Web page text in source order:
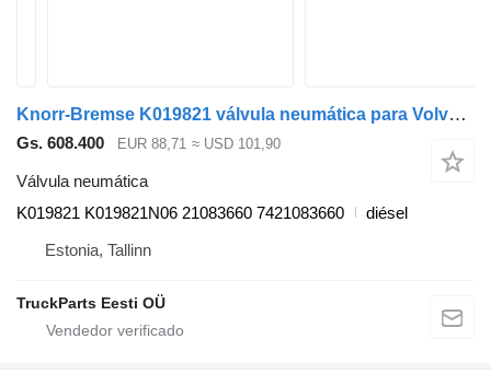
Knorr-Bremse K019821 válvula neumática para Volvo FL, FE (2013-) cabeza tractora
Gs. 608.400 EUR 88,71 ≈ USD 101,90
Válvula neumática
K019821 K019821N06 21083660 7421083660
diésel
Estonia, Tallinn
TruckParts Eesti OÜ